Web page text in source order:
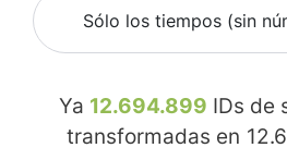
Sólo los tiempos (sin
Ya 12.694.899 IDs de
transformadas en